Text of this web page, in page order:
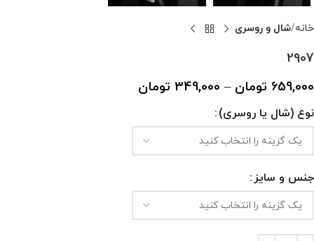
خانه شال و روسری
2907
659,000 تومان –
349,000 تومان
نوع (شال یا روسری)
جنس و سایز